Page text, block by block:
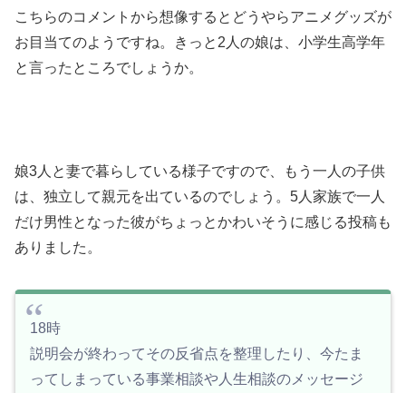
こちらのコメントから想像するとどうやらアニメグッズが
お目当てのようですね。きっと2人の娘は、小学生高学年
と言ったところでしょうか。
娘3人と妻で暮らしている様子ですので、もう一人の子供
は、独立して親元を出ているのでしょう。5人家族で一人
だけ男性となった彼がちょっとかわいそうに感じる投稿も
ありました。
18時
説明会が終わってその反省点を整理したり、今たま
ってしまっている事業相談や人生相談のメッセージ